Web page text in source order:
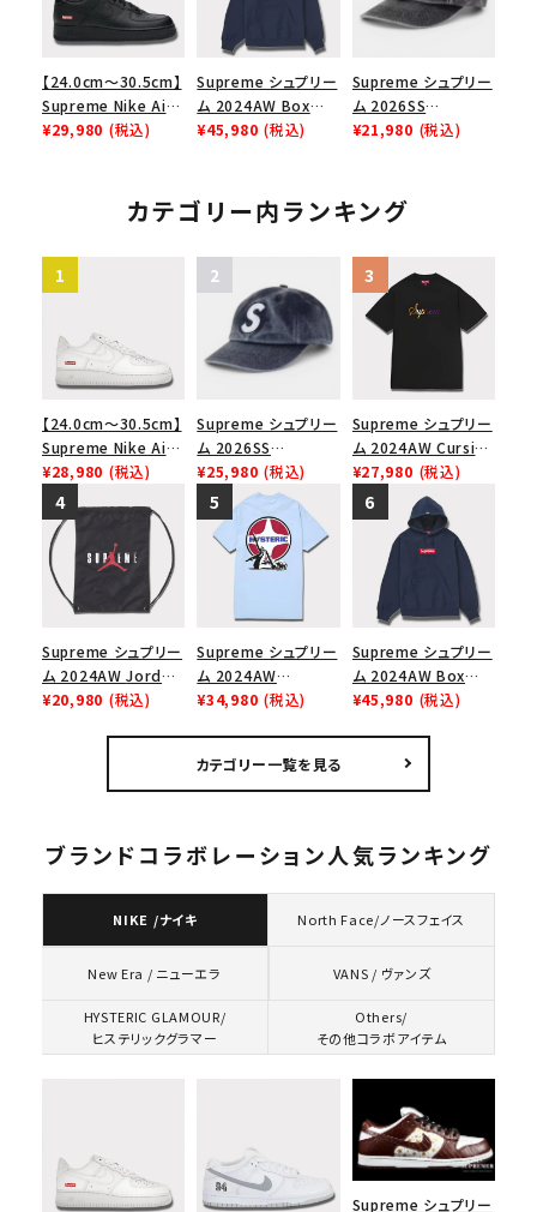
【24.0cm～30.5cm】
Supreme Nike Air
Force 1 Low シュプ
ューズ ブラック
¥29,980 (税込)
Supreme シュプリー
ム 2024AW Box
Logo Hooded
ネイビー 紺
¥45,980 (税込)
Supreme シュプリー
ム 2026SS
Pigment Coated S
ゴ 6パネル ブラック
¥21,980 (税込)
カテゴリー内ランキング
【24.0cm～30.5cm】
Supreme Nike Air
Force 1 Low シュプ
リーム ナイキエアフォ
ース１スニーカー シ
ューズ ホワイト
¥28,980 (税込)
Supreme シュプリー
ム 2026SS
Pigment Coated S
Logo 6-Panel ピグ
メントコーテッド Sロ
ゴ 6パネル ネイビー
¥25,980 (税込)
Supreme シュプリー
ム 2024AW Cursive
S/S Top カーシブシ
ョートスリーブトップ
Tシャツ ブラック 黒
¥27,980 (税込)
Supreme シュプリー
ム 2024AW Jordan
Drawstring Bag ジ
¥20,980 (税込)
Supreme シュプリー
ム 2024AW
Hysteric Glamour
プTシャツ パウダーブ
ルー
¥34,980 (税込)
Supreme シュプリー
ム 2024AW Box
Logo Hooded
ネイビー 紺
¥45,980 (税込)
カテゴリー一覧を見る
ブランドコラボレーション人気ランキング
NIKE /ナイキ North Face/ノースフェイス
New Era / ニューエラ VANS / ヴァンズ
HYSTERIC GLAMOUR/
ヒステリックグラマー
Others/
その他コラボアイテム
Supreme シュプリー